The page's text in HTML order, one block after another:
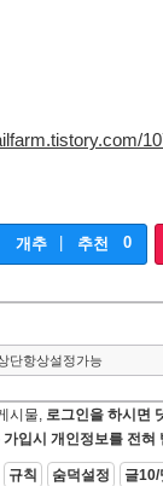
개추 추천 0
단항상설정가능
시물, 로그인을 하시면
가입시 개인정보를 전혀
규칙 숨덕설정 글